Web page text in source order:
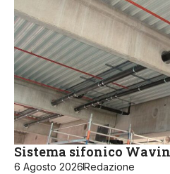
Sistema sifonico
6 Agosto 2026Redazione